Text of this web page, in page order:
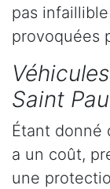
pas
provoquées
Saint
Étant donné
a un coût,
une